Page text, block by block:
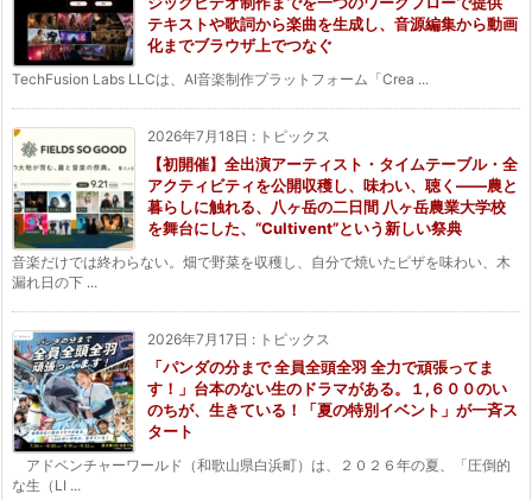
テキストや歌詞から楽曲を生成し、音源編集から動画
化までブラウザ上でつなぐ
TechFusion Labs LLCは、AI音楽制作プラットフォーム「Crea ...
2026年7月18日 : トピックス
【初開催】全出演アーティスト・タイムテーブル・全
アクティビティを公開収穫し、味わい、聴く——農と
暮らしに触れる、八ヶ岳の二日間 八ヶ岳農業大学校
を舞台にした、“Cultivent”という新しい祭典
音楽だけでは終わらない。畑で野菜を収穫し、自分で焼いたピザを味わい、木
漏れ日の下 ...
2026年7月17日 : トピックス
「パンダの分まで 全員全頭全羽 全力で頑張ってま
す！」台本のない生のドラマがある。１,６００のい
のちが、生きている！「夏の特別イベント」が一斉ス
タート
アドベンチャーワールド（和歌山県白浜町）は、２０２６年の夏、「圧倒的
な生（LI ...